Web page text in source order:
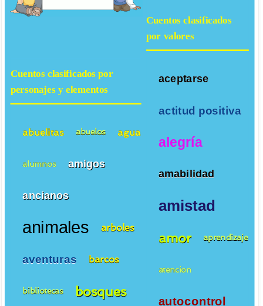
Cuentos clasificados
por valores
aceptarse
actitud positiva
alegría
amabilidad
amistad
amor aprendizaje
atencion
autocontrol
Cuentos clasificados por
personajes y elementos
abuelitas abuelos agua
alumnos amigos
ancianos
animales arboles
aventuras barcos
bibliotecas bosques